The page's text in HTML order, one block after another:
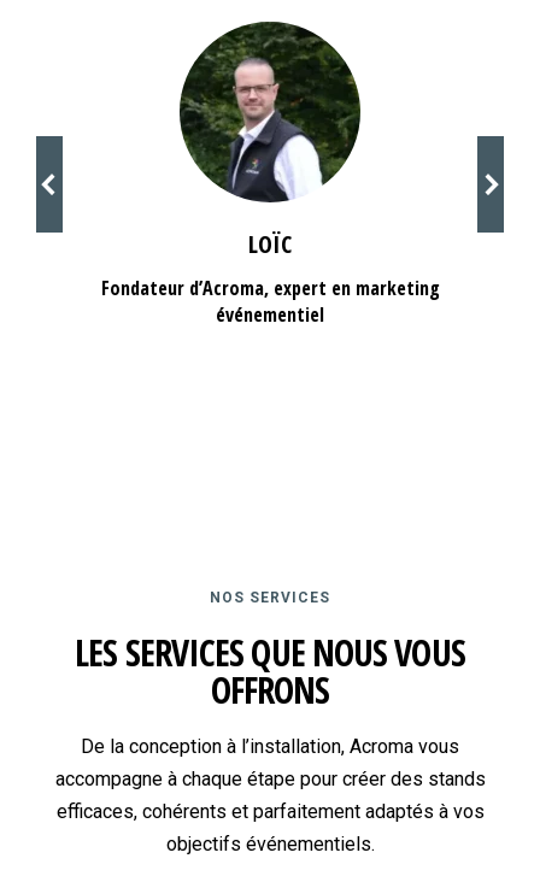
LOÏC
Fondateur d’Acroma, expert en marketing
événementiel
NOS SERVICES
LES SERVICES QUE NOUS VOUS
OFFRONS
De la conception à l’installation, Acroma vous
accompagne à chaque étape pour créer des stands
efficaces, cohérents et parfaitement adaptés à vos
objectifs événementiels.